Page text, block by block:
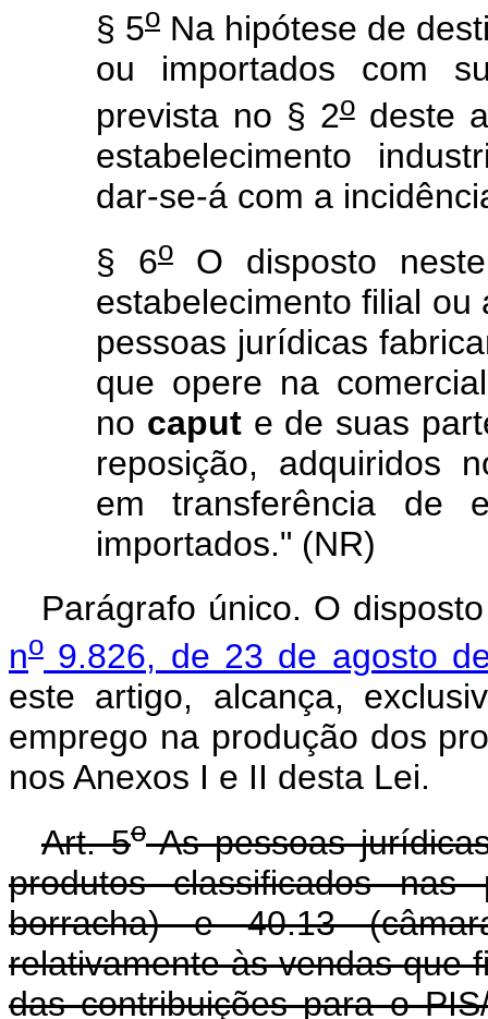
§ 5o Na hipótese de
ou importados com
prevista no § 2odeste
estabelecimento
dar-se-á com a
§ 6oO disposto
estabelecimento filial
pessoas jurídicas
que opere na
no capute de suas
reposição, adquiridos
em transferência de
importados." (NR)
Parágrafo único. O
no 9.826, de 23 de agosto
este artigo, alcança,
emprego na produção dos
nos Anexos I e II desta Lei.
Art. 5oAs pessoas
produtos classificados
borracha) e 40.13
relativamente às vendas que
das contribuições para o